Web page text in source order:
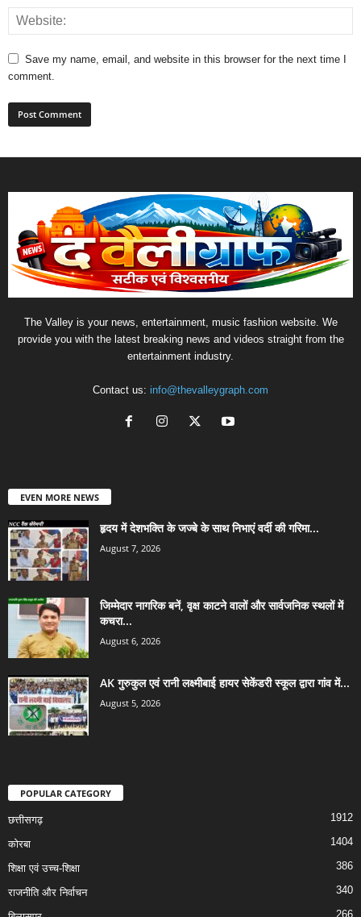
Save my name, email, and website in this browser for the next time I
comment.
The Valley is your news, entertainment, music fashion website. We
provide you with the latest breaking news and videos straight from the
entertainment industry.
Contact us: info@thevalleygraph.com
EVEN MORE NEWS
हृदय में देशभक्ति के जज्बे के साथ निभाएं वर्दी की गरिमा...
August 7, 2026
जिम्मेदार नागरिक बनें, वृक्ष काटने वालों और सार्वजनिक स्थलों में
कचरा...
August 6, 2026
AK गुरुकुल एवं रानी लक्ष्मीबाई हायर सेकेंडरी स्कूल द्वारा गांव में...
August 5, 2026
POPULAR CATEGORY
छत्तीसगढ़ 1912
कोरबा 1404
शिक्षा एवं उच्च-शिक्षा 386
राजनीति और निर्वाचन 340
266